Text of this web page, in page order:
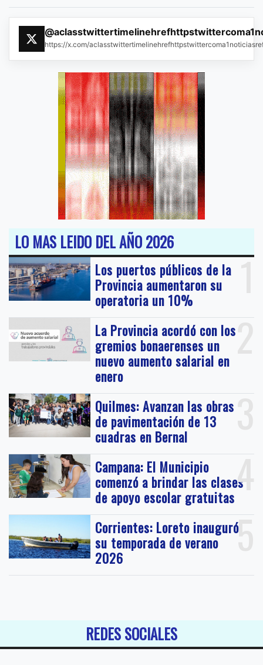
https://x.com/
LO MAS LEIDO DEL AÑO 2026
1
Los puertos públicos de la
Provincia aumentaron su
operatoria un 10%
2
La Provincia acordó con los
gremios bonaerenses un
nuevo aumento salarial en
enero
3
Quilmes: Avanzan las obras
de pavimentación de 13
cuadras en Bernal
4
Campana: El Municipio
comenzó a brindar las clases
de apoyo escolar gratuitas
5
Corrientes: Loreto inauguró
su temporada de verano
2026
REDES SOCIALES